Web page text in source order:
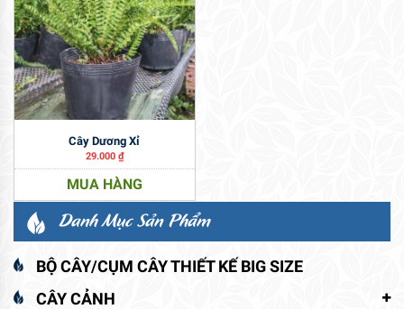
Cây Dương Xỉ
29.000 ₫
MUA HÀNG
Danh Mục Sản Phẩm
BỘ CÂY/CỤM CÂY THIẾT KẾ BIG SIZE
CÂY CẢNH